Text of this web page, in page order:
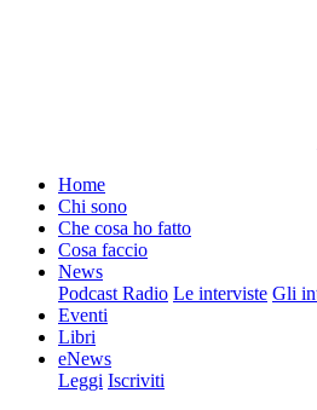
Home
Chi sono
Che cosa ho fatto
Cosa faccio
News
Podcast Radio Le interviste Gli
Eventi
Libri
eNews
Leggi Iscriviti